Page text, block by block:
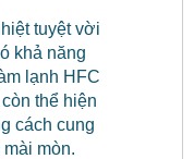
tuyệt vời
khả năng
lạnh HFC
thể hiện
cách cung
mòn.